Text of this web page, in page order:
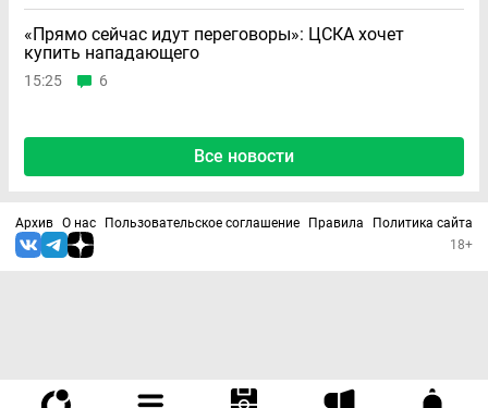
«Прямо сейчас идут переговоры»: ЦСКА хочет
купить нападающего
15:25 6
Все новости
Архив О нас Пользовательское соглашение Правила
Политика сайта
18+